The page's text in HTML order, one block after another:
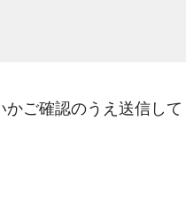
ご確認のうえ送信して